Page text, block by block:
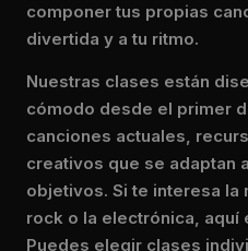
componer tus propias
divertida y a tu ritmo.
Nuestras clases están
cómodo desde el primer
canciones actuales,
creativos que se adaptan
objetivos. Si te interesa la
rock o la electrónica, aquí
Puedes elegir clases